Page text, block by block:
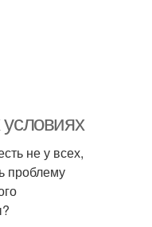
не у всех,
проблему